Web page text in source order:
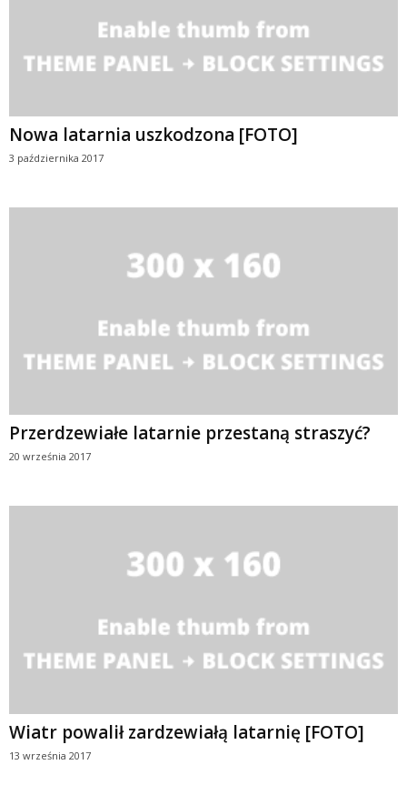
Nowa latarnia uszkodzona [FOTO]
3 października 2017
Przerdzewiałe latarnie przestaną straszyć?
20 września 2017
Wiatr powalił zardzewiałą latarnię [FOTO]
13 września 2017